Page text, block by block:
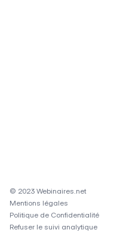
© 2023 Webinaires.net
Mentions légales
Politique de Confidentialité
Refuser le suivi analytique